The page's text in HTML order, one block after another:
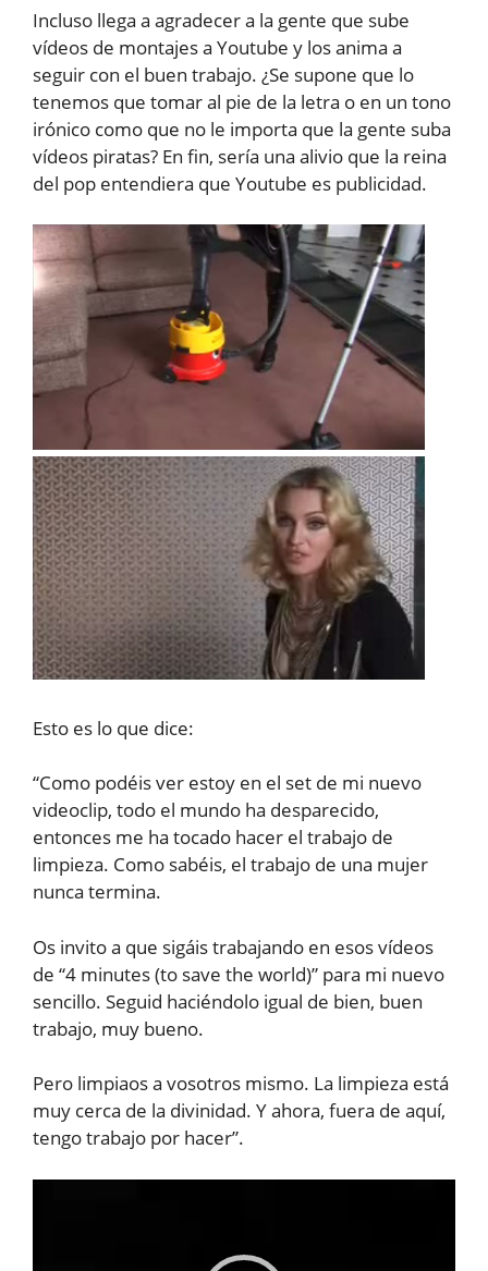
Incluso llega a agradecer a la gente que sube
vídeos de montajes a Youtube y los anima a
seguir con el buen trabajo. ¿Se supone que lo
tenemos que tomar al pie de la letra o en un tono
irónico como que no le importa que la gente suba
vídeos piratas? En fin, sería una alivio que la reina
del pop entendiera que Youtube es publicidad.
Esto es lo que dice:
“Como podéis ver estoy en el set de mi nuevo
videoclip, todo el mundo ha desparecido,
entonces me ha tocado hacer el trabajo de
limpieza. Como sabéis, el trabajo de una mujer
nunca termina.
Os invito a que sigáis trabajando en esos vídeos
de “4 minutes (to save the world)” para mi nuevo
sencillo. Seguid haciéndolo igual de bien, buen
trabajo, muy bueno.
Pero limpiaos a vosotros mismo. La limpieza está
muy cerca de la divinidad. Y ahora, fuera de aquí,
tengo trabajo por hacer”.